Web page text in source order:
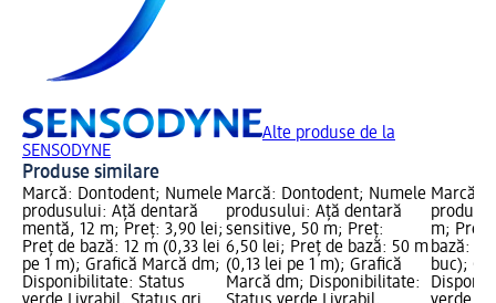
Alte produse de la
SENSODYNE
Produse similare
Marcă: Dontodent; Numele
produsului: Ață dentară
mentă, 12 m; Preț: 3,90 lei;
Preț de bază: 12 m (0,33 lei
pe 1 m); Grafică Marcă dm;
Disponibilitate: Status
Marcă: Dontodent; Numele
produsului: Ață dentară
sensitive, 50 m; Preț:
6,50 lei; Preț de bază: 50 m
(0,13 lei pe 1 m); Grafică
Marcă dm; Disponibilitate:
Marcă:
m; Preț:
bază: 1
buc);